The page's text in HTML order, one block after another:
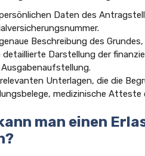
Daten des
Beschreibung des
detaillierte Darstellung der
Unterlagen, die die
medizinische
man einen